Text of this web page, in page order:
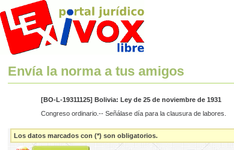
Envía la norma a tus amigos
[BO-L-19311125] Bolivia: Ley de 25 de noviembre de 1931
Congreso ordinario.-- Señálase día para la clausura de labores.
Los datos marcados con (*) son obligatorios.